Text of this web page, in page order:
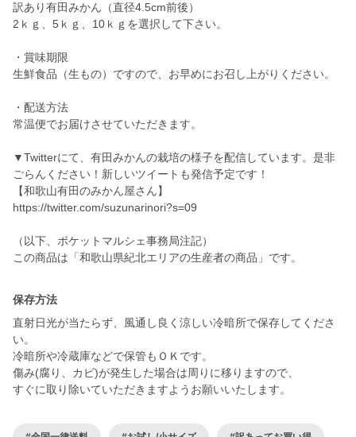
訳あり有田みかん（直径4.5cm前後）
2ｋｇ、5ｋｇ、10ｋｇを選択して下さい。
・賞味期限
生鮮食品（生もの）ですので、お早めにお召し上がりください。
・配送方法
常温便でお届けさせていただきます。
▼Twitterにて、有田みかんの栽培の様子を配信しています。是非
ごらんください！新しいツイートも発信予定です！
【和歌山有田のみかん屋さん】
https://twitter.com/suzunarinori?s=09
（以下、ポケットマルシェ事務局注記）
この商品は「和歌山県紀北エリアの生産者の商品」です。
保存方法
直射日光が当たらず、風通し良く涼しい冷暗所で保存してくださ
い。
冷暗所や冷蔵庫などで保管もＯＫです。
傷み(腐り、カビ)が発生した場合は周りに移りますので、
すぐに取り除いていただきますようお願いいたします。